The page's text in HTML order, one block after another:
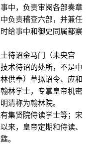
中，负责审阅各部奏章
负责稽查六部，并兼任
给事中和御史同属都察
待诏金马门（未央宫
术待诏的处所，不是中
供奉）草拟诏令、应和
林学士，专掌皇帝机密
清称为翰林院。
集贤院侍读学士等；宋
来，皇帝定期和侍读、
。